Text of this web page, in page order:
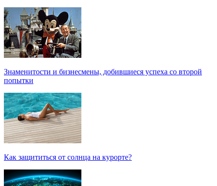
Знаменитости и бизнесмены, добившиеся успеха со второй
попытки
Как защититься от солнца на курорте?